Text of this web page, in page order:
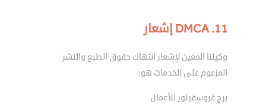
11. DMCA إشعار
وكيلنا المعين لإشعار انتهاك حقوق الطبع والنشر
المزعوم على الخدمات هو:
برج غروسفينور للأعمال